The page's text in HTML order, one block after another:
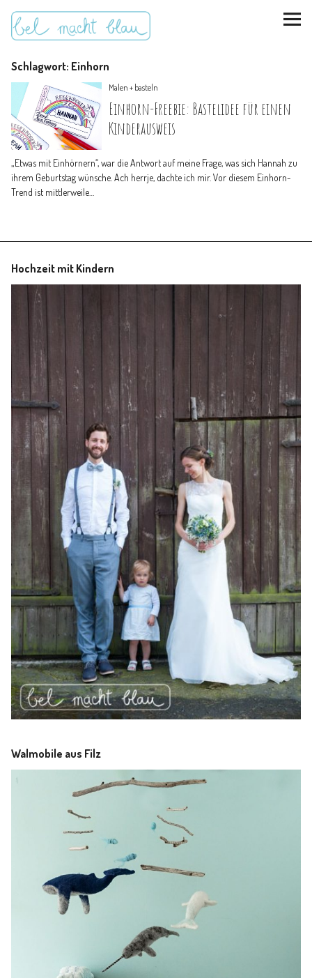
instagram
pinterestbloglovin
Malen + basteln
Feste feiern
Kinderzimmer
Mathe für Mamas
Familienleben
Über
Schlagwort: Einhorn
Malen + basteln
Einhorn-Freebie: Bastelidee für einen
Kinderausweis
„Etwas mit Einhörnern“, war die Antwort auf meine Frage, was sich Hannah zu
ihrem Geburtstag wünsche. Ach herrje, dachte ich mir. Vor diesem Einhorn-
Trend ist mittlerweile…
Hochzeit mit Kindern
Walmobile aus Filz